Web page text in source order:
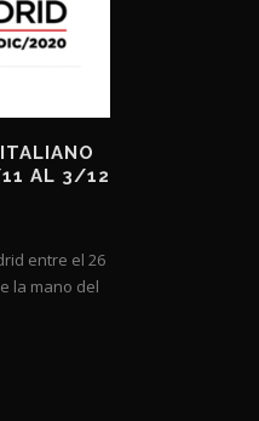
11 AL 3/12
entre el 26
la mano del